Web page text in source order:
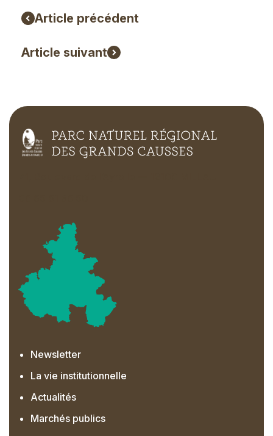
Article précédent
Article suivant
Newsletter
La vie institutionnelle
Actualités
Marchés publics